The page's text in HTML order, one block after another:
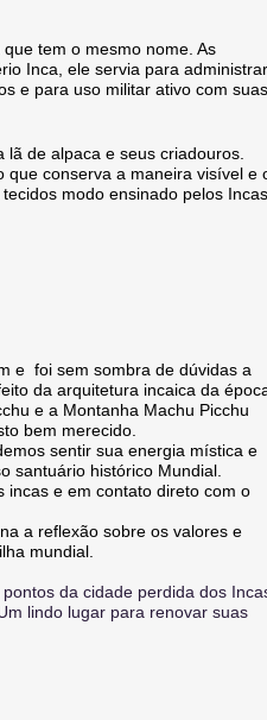
tem o mesmo nome. As
Inca, ele servia para
e para uso militar ativo com suas
de alpaca e seus criadouros.
que conserva a maneira visível e
modo ensinado pelos
e foi sem sombra de dúvidas a
da arquitetura incaica da
e a Montanha Machu Picchu
bem merecido.
sentir sua energia mística e
santuário histórico Mundial.
incas e em contato direto com o
a reflexão sobre os valores e
mundial.
da cidade perdida dos
lindo lugar para renovar suas